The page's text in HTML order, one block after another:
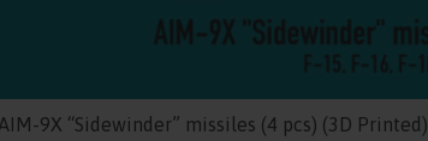
9X “Sidewinder” missiles (4 pcs) (3D Printed)